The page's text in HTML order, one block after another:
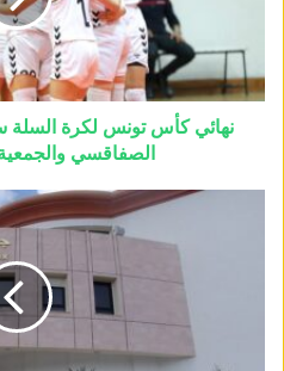
نهائي كأس تونس لكرة السلة
الصفاقسي